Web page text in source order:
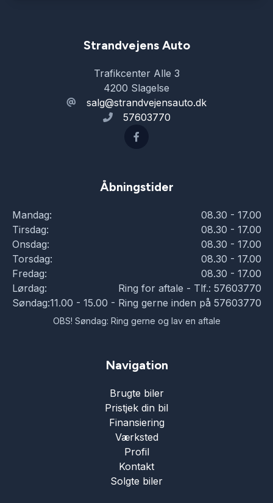
Strandvejens Auto
Trafikcenter Alle 3
4200 Slagelse
salg@strandvejensauto.dk
57603770
Åbningstider
Mandag:
08.30 - 17.00
Tirsdag:
08.30 - 17.00
Onsdag:
08.30 - 17.00
Torsdag:
08.30 - 17.00
Fredag:
08.30 - 17.00
Lørdag:
Ring for aftale - Tlf.: 57603770
Søndag:11.00 - 15.00 - Ring gerne inden på 57603770
OBS! Søndag: Ring gerne og lav en aftale
Navigation
Brugte biler
Pristjek din bil
Finansiering
Værksted
Profil
Kontakt
Solgte biler